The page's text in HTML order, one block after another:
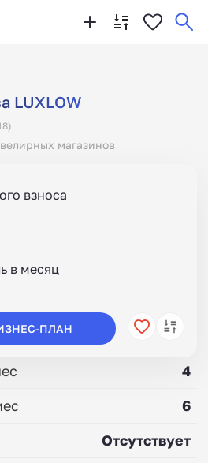
LUXLOW
магазинов
взноса
в месяц
ПЛАН
4
6
Отсутствует